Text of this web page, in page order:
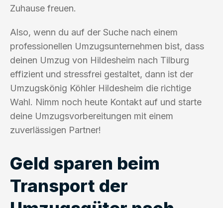
Zuhause freuen.
Also, wenn du auf der Suche nach einem
professionellen Umzugsunternehmen bist, dass
deinen Umzug von Hildesheim nach Tilburg
effizient und stressfrei gestaltet, dann ist der
Umzugskönig Köhler Hildesheim die richtige
Wahl. Nimm noch heute Kontakt auf und starte
deine Umzugsvorbereitungen mit einem
zuverlässigen Partner!
Geld sparen beim
Transport der